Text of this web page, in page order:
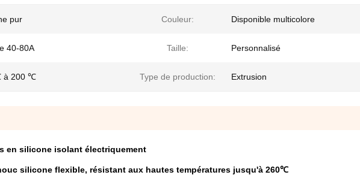
pur Couleur: Disponible multicolore
40-80A Taille: Personnalisé
à 200 ℃ Type de production: Extrusion
en silicone isolant électriquement
silicone flexible, résistant aux hautes températures jusqu'à 260℃